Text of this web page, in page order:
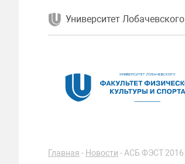
Университет Лобачевского
Главная - Новости -АСБ ФЭСТ 2016